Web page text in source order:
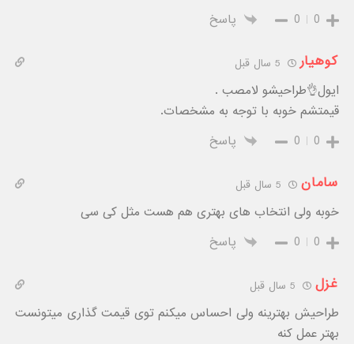
0
0 پاسخ
کوهیار
ایول👌طراحیشو لامصب .
قیمتشم خوبه با توجه به مشخصات.
0
0 پاسخ
سامان
خوبه ولی انتخاب های بهتری هم هست مثل کی سی
0
0 پاسخ
غزل
طراحیش بهترینه ولی احساس میکنم توی قیمت گذاری میتونست
بهتر عمل کنه